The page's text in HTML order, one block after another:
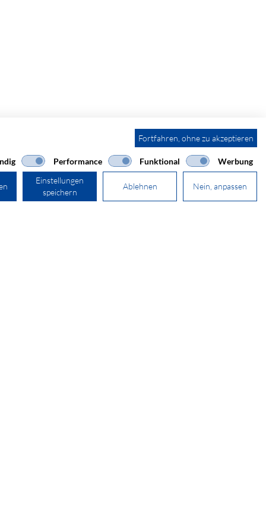
Fortfahren, ohne zu akzeptieren
Performance Funktional Werbung
Einstellungen
speichern
Ablehnen Nein, anpassen